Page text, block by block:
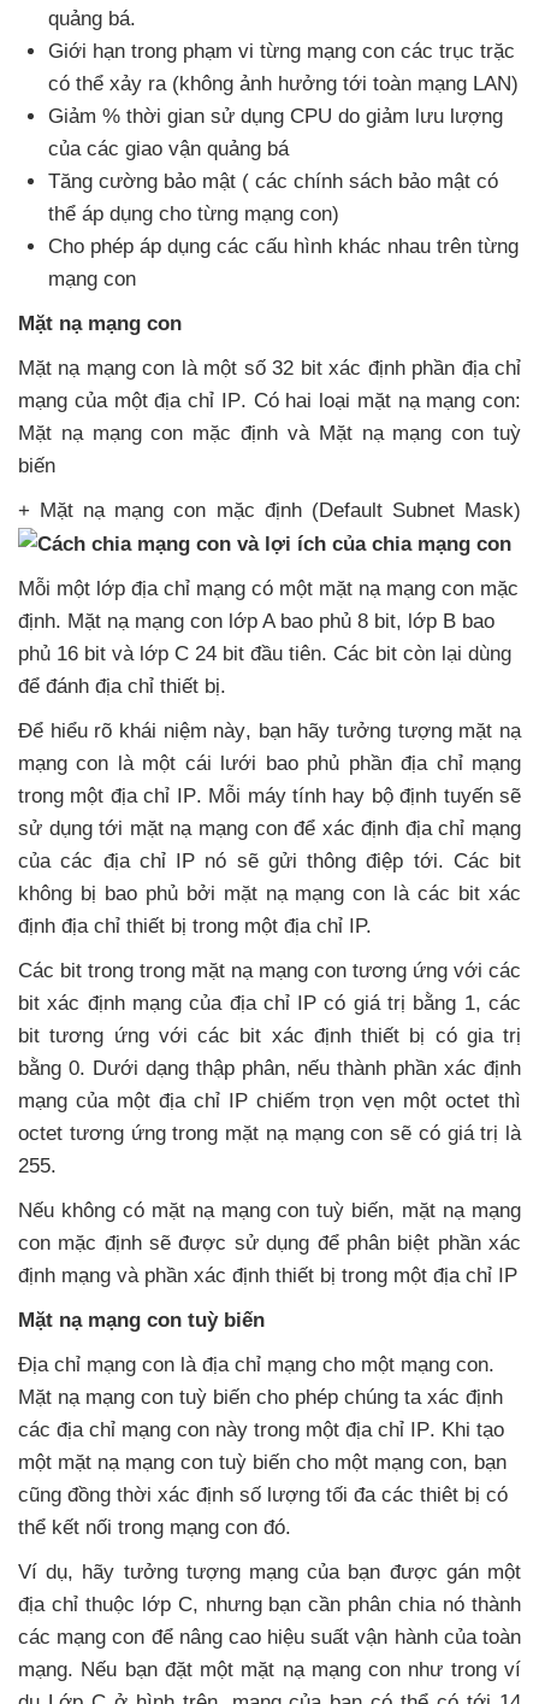
quảng bá.
Giới hạn trong phạm vi từng mạng con các trục trặc
có thể xảy ra (không ảnh hưởng tới toàn mạng LAN)
Giảm % thời gian sử dụng CPU do giảm lưu lượng
của các giao vận quảng bá
Tăng cường bảo mật ( các chính sách bảo mật có
thể áp dụng cho từng mạng con)
Cho phép áp dụng các cấu hình khác nhau trên từng
mạng con
Mặt nạ mạng con
Mặt nạ mạng con là một số 32 bit xác định phần địa chỉ
mạng của một địa chỉ IP. Có hai loại mặt nạ mạng con:
Mặt nạ mạng con mặc định và Mặt nạ mạng con tuỳ
biến
+ Mặt nạ mạng con mặc định (Default Subnet Mask)
Mỗi một lớp địa chỉ mạng có một mặt nạ mạng con mặc
định. Mặt nạ mạng con lớp A bao phủ 8 bit, lớp B bao
phủ 16 bit và lớp C 24 bit đầu tiên. Các bit còn lại dùng
để đánh địa chỉ thiết bị.
Để hiểu rõ khái niệm này, bạn hãy tưởng tượng mặt nạ
mạng con là một cái lưới bao phủ phần địa chỉ mạng
trong một địa chỉ IP. Mỗi máy tính hay bộ định tuyếnsẽ
sử dụng tới mặt nạ mạng conđể xác định địa chỉ mạng
củacác địa chỉ IP nó sẽ gửi thông điệp tới. Các bit
không bị bao phủ bởi mặt nạ mạng con làcác bit xác
định địa chỉ thiết bị trong một địa chỉ IP.
Các bit trong trong mặt nạ mạng con tương ứng với các
bit xác định mạngcủa địa chỉ IP có giá trị bằng 1,các
bit tương ứng với các bit xác định thiết bị có gia trị
bằng 0. Dưới dạng thập phân, nếu thành phần xác định
mạng của một địa chỉ IP chiếm trọn vẹn một octet thì
octet tương ứng trong mặt nạ mạng con sẽ có giá trị là
255.
Nếu không có mặt nạ mạng con tuỳ biến, mặt nạ mạng
con mặc địnhsẽđược sử dụng để phân biệt phần xác
định mạng và phần xác định thiết bị trong một địa chỉ IP
Mặt nạ mạng con tuỳ biến
Địa chỉ mạng con là địa chỉ mạng cho một mạng con.
Mặt nạ mạng con tuỳ biến cho phép chúng ta xác định
các địa chỉ mạng con này trong một địa chỉ IP. Khi tạo
một mặt nạ mạng con tuỳ biến cho một mạng con, bạn
cũng đồng thời xác định số lượng tối đa các thiêt bị có
thể kết nối trong mạng con đó.
Ví dụ, hãy tưởng tượng mạngcủa bạn được gán một
địa chỉ thuộc lớp C, nhưng bạn cần phân chia nó thành
các mạng con để nâng cao hiệu suất vận hành của toàn
mạng. Nếu bạn đặt một mặt nạ mạng con như trong ví